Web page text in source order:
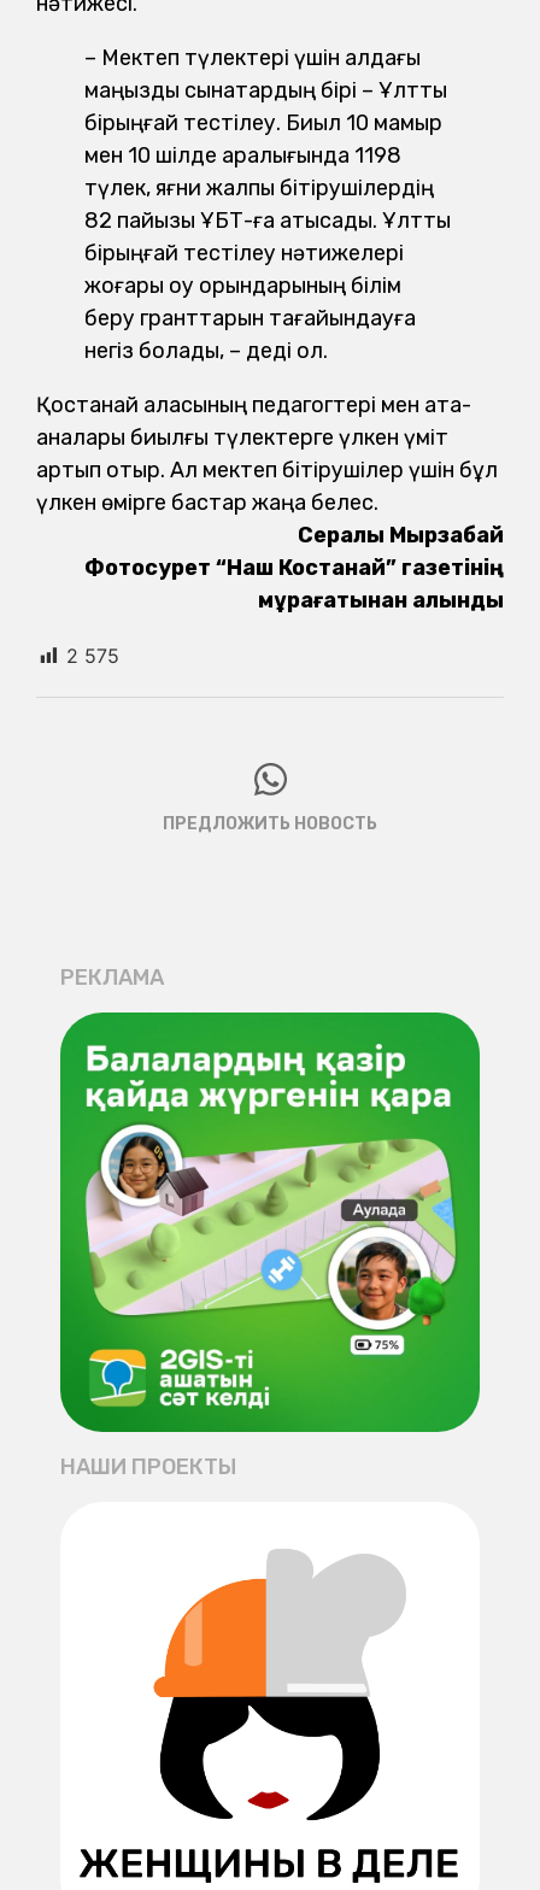
– Мектеп түлектері үшін алдағы
маңызды сынақтардың бірі – Ұлттық
бірыңғай тестілеу. Биыл 10 мамыр
мен 10 шілде аралығында 1198
түлек, яғни жалпы бітірушілердің
82 пайызы ҰБТ-ға қатысады. Ұлттық
бірыңғай тестілеу нәтижелері
жоғары оқу орындарының білім
беру гранттарын тағайындауға
негіз болады, – деді ол.
Қостанай қаласының педагогтері мен ата-
аналары биылғы түлектерге үлкен үміт
артып отыр. Ал мектеп бітірушілер үшін бұл
үлкен өмірге бастар жаңа белес.
Сералы Мырзабай
Фотосурет “Наш Костанай” газетінің
мұрағатынан алынды
2 575
ПРЕДЛОЖИТЬ НОВОСТЬ
РЕКЛАМА
НАШИ ПРОЕКТЫ